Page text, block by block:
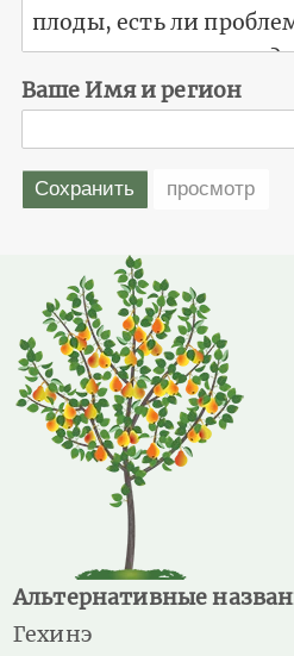
Ваше Имя и регион
Альтернативные
Гехинэ